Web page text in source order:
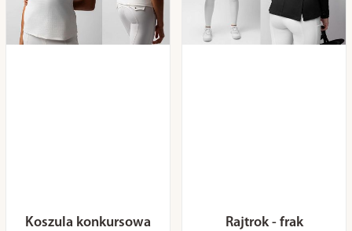
Koszula konkursowa
Rajtrok - frak